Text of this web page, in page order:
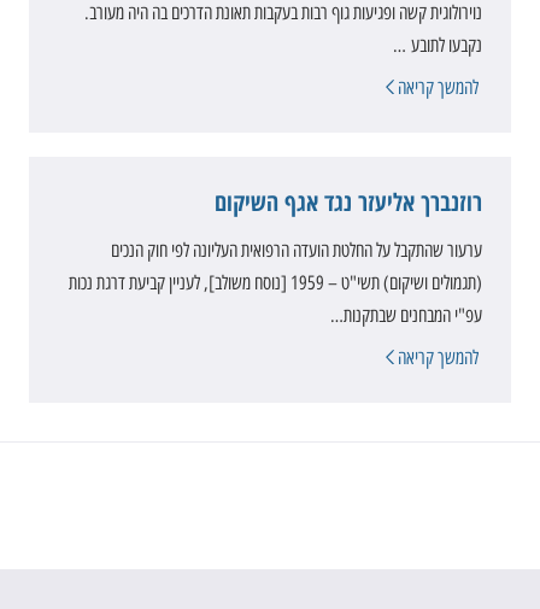
נוירולוגית קשה ופגיעות גוף רבות בעקבות תאונת הדרכים בה היה מעורב.
נקבעו לתובע …
להמשך קריאה
רוזנברך אליעזר נגד אגף השיקום
ערעור שהתקבל על החלטת הועדה הרפואית העליונה לפי חוק הנכים
(תגמולים ושיקום) תשי"ט – 1959 [נוסח משולב], לעניין קביעת דרגת נכות
עפ"י המבחנים שבתקנות…
להמשך קריאה